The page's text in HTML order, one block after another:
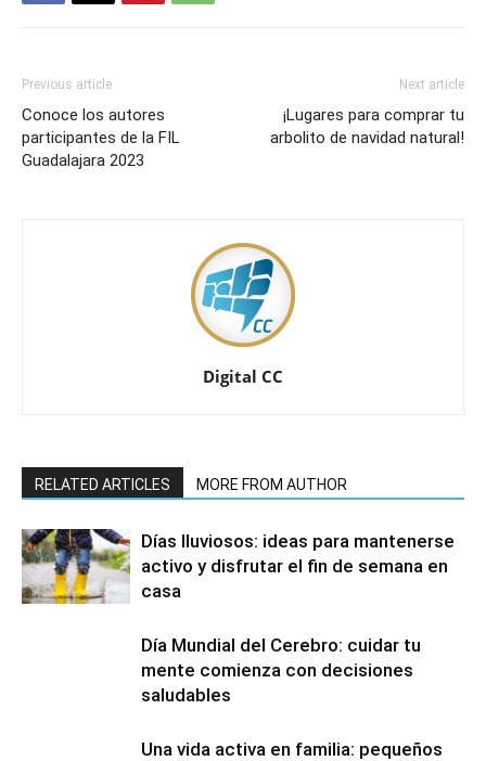
Previous article
Conoce los autores
participantes de la FIL
Guadalajara 2023
Next article
¡Lugares para comprar tu
arbolito de navidad natural!
Digital CC
RELATED ARTICLES MORE FROM AUTHOR
Días lluviosos: ideas para mantenerse
activo y disfrutar el fin de semana en
casa
Día Mundial del Cerebro: cuidar tu
mente comienza con decisiones
saludables
Una vida activa en familia: pequeños